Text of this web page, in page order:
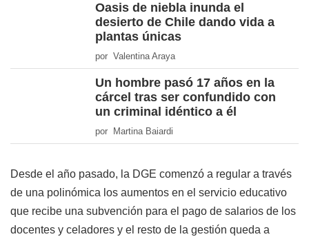
Oasis de niebla inunda el
desierto de Chile dando vida a
plantas únicas
por Valentina Araya
Un hombre pasó 17 años en la
cárcel tras ser confundido con
un criminal idéntico a él
por Martina Baiardi
Desde el año pasado, la DGE comenzó a regular a través
de una polinómica los aumentos en el servicio educativo
que recibe una subvención para el pago de salarios de los
docentes y celadores y el resto de la gestión queda a